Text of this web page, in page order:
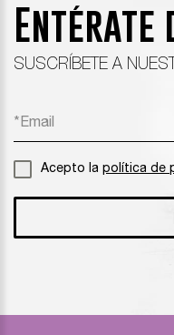
Entérate
SUSCRÍBETE A
Acepto la política de